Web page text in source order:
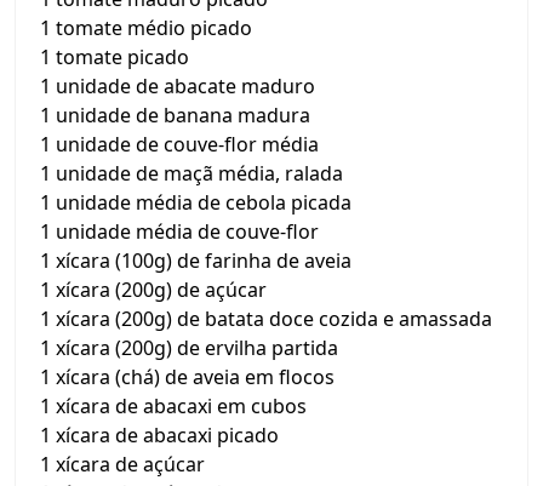
1 tomate médio picado
1 tomate picado
1 unidade de abacate maduro
1 unidade de banana madura
1 unidade de couve-flor média
1 unidade de maçã média, ralada
1 unidade média de cebola picada
1 unidade média de couve-flor
1 xícara (100g) de farinha de aveia
1 xícara (200g) de açúcar
1 xícara (200g) de batata doce cozida e amassada
1 xícara (200g) de ervilha partida
1 xícara (chá) de aveia em flocos
1 xícara de abacaxi em cubos
1 xícara de abacaxi picado
1 xícara de açúcar